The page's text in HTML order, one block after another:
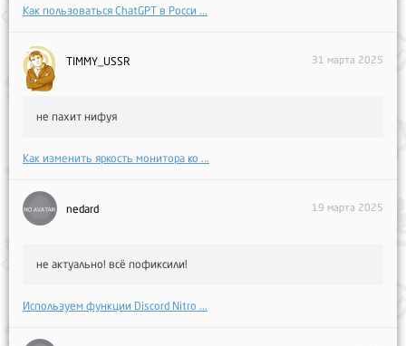
Как пользоваться ChatGPT в Росси ...
TIMMY_USSR 31 марта 2025
не пахит нифуя
Как изменить яркость монитора ко ...
nedard 19 марта 2025
не актуально! всё пофиксили!
Используем функции Discord Nitro ...